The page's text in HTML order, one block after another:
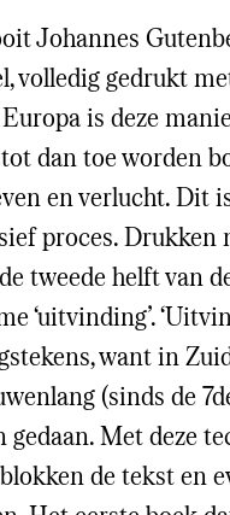
Johannes
volledig gedrukt
is deze
dan toe worden
en verlucht. Dit
proces. Drukken
tweede helft van
‘uitvinding’.
want in
(sinds de
gedaan. Met deze
de tekst en